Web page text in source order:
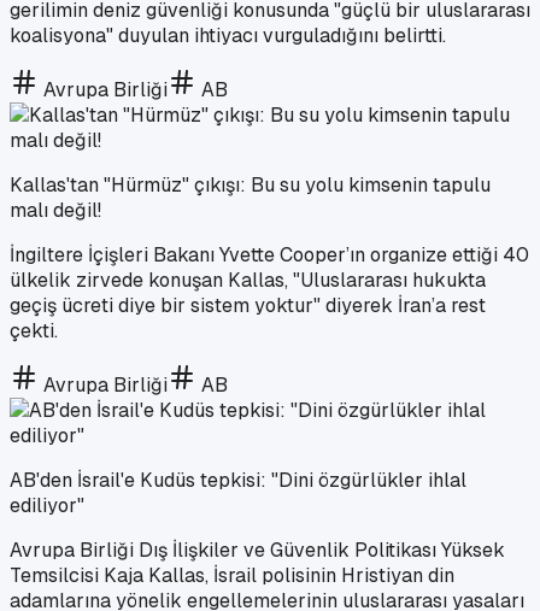
gerilimin deniz güvenliği konusunda "güçlü bir uluslararası
koalisyona" duyulan ihtiyacı vurguladığını belirtti.
Avrupa Birliği AB
Kallas'tan "Hürmüz" çıkışı: Bu su yolu kimsenin tapulu
malı değil!
İngiltere İçişleri Bakanı Yvette Cooper’ın organize ettiği 40
ülkelik zirvede konuşan Kallas, "Uluslararası hukukta
geçiş ücreti diye bir sistem yoktur" diyerek İran’a rest
çekti.
Avrupa Birliği AB
AB'den İsrail'e Kudüs tepkisi: "Dini özgürlükler ihlal
ediliyor"
Avrupa Birliği Dış İlişkiler ve Güvenlik Politikası Yüksek
Temsilcisi Kaja Kallas, İsrail polisinin Hristiyan din
adamlarına yönelik engellemelerinin uluslararası yasaları